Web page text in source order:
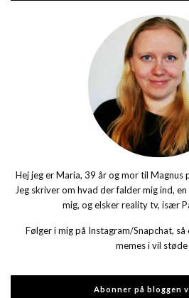
Hej jeg er Maria, 39 år og mor til Magnus
Jeg skriver om hvad der falder mig ind,
mig, og elsker reality tv, især
Følger i mig på Instagram/Snapchat,
memes i vil støde
Abonner på bloggen